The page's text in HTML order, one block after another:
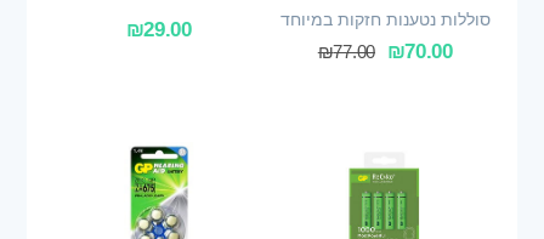
סוללות נטענות חזקות במיוחד
₪70.00
₪77.00
₪29.00